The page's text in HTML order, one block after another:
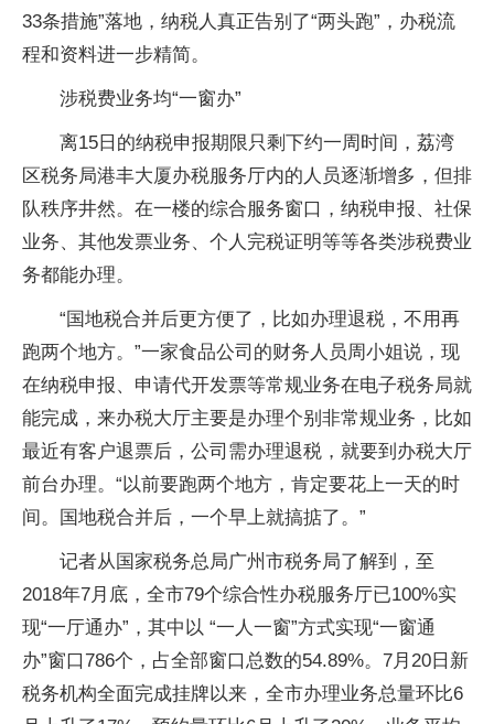
33条措施”落地，纳税人真正告别了“两头跑”，办税流
程和资料进一步精简。
涉税费业务均“一窗办”
离15日的纳税申报期限只剩下约一周时间，荔湾
区税务局港丰大厦办税服务厅内的人员逐渐增多，但排
队秩序井然。在一楼的综合服务窗口，纳税申报、社保
业务、其他发票业务、个人完税证明等等各类涉税费业
务都能办理。
“国地税合并后更方便了，比如办理退税，不用再
跑两个地方。”一家食品公司的财务人员周小姐说，现
在纳税申报、申请代开发票等常规业务在电子税务局就
能完成，来办税大厅主要是办理个别非常规业务，比如
最近有客户退票后，公司需办理退税，就要到办税大厅
前台办理。“以前要跑两个地方，肯定要花上一天的时
间。国地税合并后，一个早上就搞掂了。”
记者从国家税务总局广州市税务局了解到，至
2018年7月底，全市79个综合性办税服务厅已100%实
现“一厅通办”，其中以 “一人一窗”方式实现“一窗通
办”窗口786个，占全部窗口总数的54.89%。7月20日新
税务机构全面完成挂牌以来，全市办理业务总量环比6